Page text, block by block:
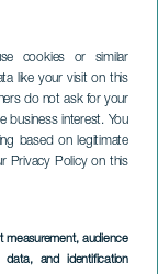
cookies or similar
like your visit on this
do not ask for your
business interest. You
based on legitimate
Privacy Policy on this
measurement, audience
data, and identification